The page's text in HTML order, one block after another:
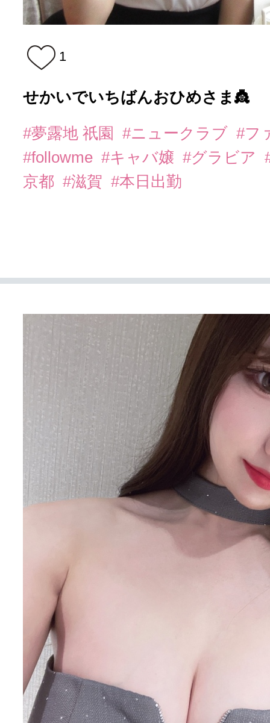
1
せかいでいちばんおひめさま👸
#夢露地 祇園 #ニュークラブ #フ
#followme #キャバ嬢 #グラビア
京都 #滋賀 #本日出勤